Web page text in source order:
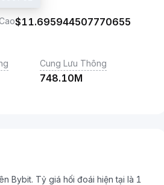
$11.695944507770655
Cung Lưu Thông
748.10M
Bybit. Tỷ giá hối đoái hiện tại là 1